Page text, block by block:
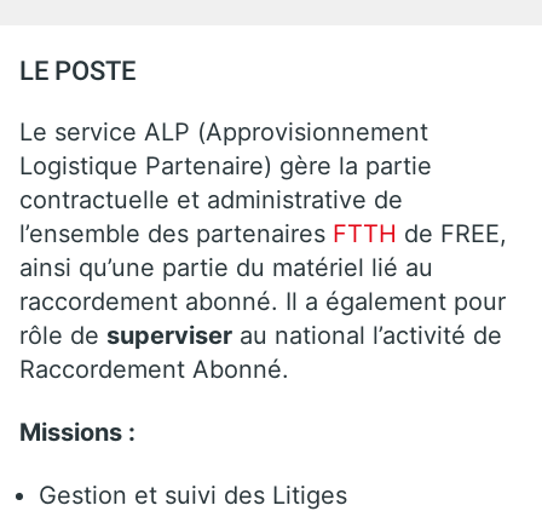
LE POSTE
Le service ALP (Approvisionnement
Logistique Partenaire) gère la partie
contractuelle et administrative de
l’ensemble des partenaires FTTH de FREE,
ainsi qu’une partie du matériel lié au
raccordement abonné. Il a également pour
rôle de superviser au national l’activité de
Raccordement Abonné.
Missions :
Gestion et suivi des Litiges